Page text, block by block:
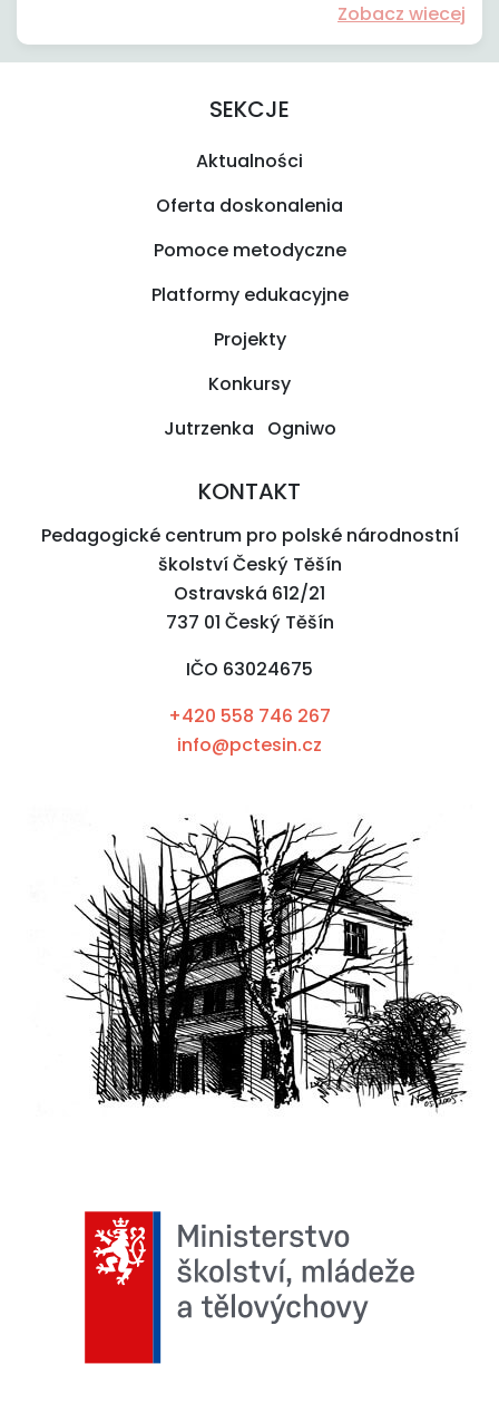
Zobacz wiecej
SEKCJE
Aktualności
Oferta doskonalenia
Pomoce metodyczne
Platformy edukacyjne
Projekty
Konkursy
Jutrzenka Ogniwo
KONTAKT
Pedagogické centrum pro polské národnostní
školství Český Těšín
Ostravská 612/21
737 01 Český Těšín
IČO 63024675
+420 558 746 267
info@pctesin.cz